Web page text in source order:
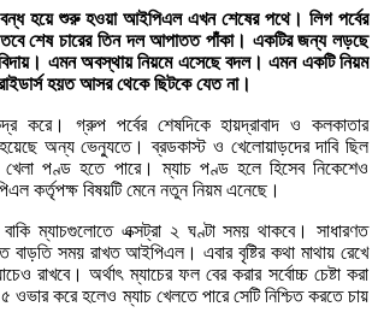
হয়ে শুরু হওয়া আইপিএল এখন শেষের পথে। লিগ পর্বের
তবে শেষ চারের তিন দল আপাতত পাঁকা। একটির জন্য লড়ছে
এমন অবস্থায় নিয়মে এসেছে বদল। এমন একটি নিয়ম
হয়ত আসর থেকে ছিটকে যেত না।
করে। গ্রুপ পর্বের শেষদিকে হায়দ্রাবাদ ও কলকাতার
অন্য ভেন্যুতে। ব্রডকাস্ট ও খেলোয়াড়দের দাবি ছিল
খেলা পণ্ড হতে পারে। ম্যাচ পণ্ড হলে হিসেব নিকেশেও
কর্তৃপক্ষ বিষয়টি মেনে নতুন নিয়ম এনেছে।
ম্যাচগুলোতে এক্সট্রা ২ ঘণ্টা সময় থাকবে। সাধারণত
বাড়তি সময় রাখত আইপিএল। এবার বৃষ্টির কথা মাথায় রেখে
রাখবে। অর্থাৎ ম্যাচের ফল বের করার সর্বোচ্চ চেষ্টা করা
করে হলেও ম্যাচ খেলতে পারে সেটি নিশ্চিত করতে চায়